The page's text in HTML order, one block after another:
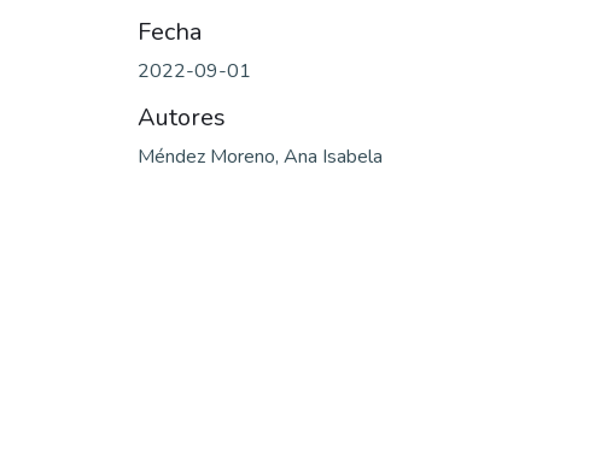
Fecha
2022-09-01
Autores
Méndez Moreno, Ana Isabela